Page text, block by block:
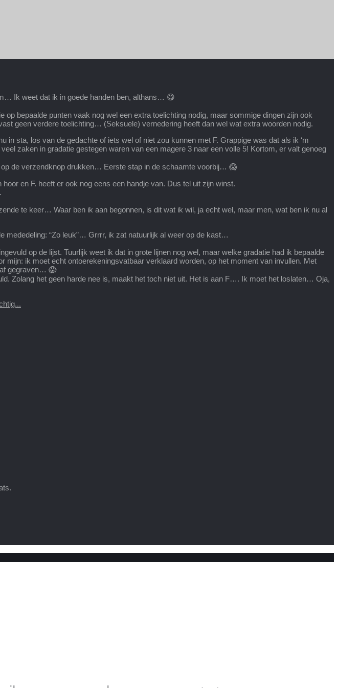
Ik weet dat ik in goede handen ben, althans… 😋
bepaalde punten vaak nog wel een extra toelichting nodig, maar sommige dingen zijn ook
geen verdere toelichting… (Seksuele) vernedering heeft dan wel wat extra woorden nodig.
sta, los van de gedachte of iets wel of niet zou kunnen met F. Grappige was dat als ik ‘m
zaken in gradatie gestegen waren van een magere 3 naar een volle 5! Kortom, er valt genoeg
op de verzendknop drukken… Eerste stap in de schaamte voorbij… 😱
en F. heeft er ook nog eens een handje van. Dus tel uit zijn winst.
te keer… Waar ben ik aan begonnen, is dit wat ik wil, ja echt wel, maar men, wat ben ik nu al
mededeling: “Zo leuk”… Grrrr, ik zat natuurlijk al weer op de kast…
op de lijst. Tuurlijk weet ik dat in grote lijnen nog wel, maar welke gradatie had ik bepaalde
ik moet echt ontoerekeningsvatbaar verklaard worden, op het moment van invullen. Met
gegraven… 😱
Zolang het geen harde nee is, maakt het toch niet uit. Het is aan F…. Ik moet het loslaten… Oja,